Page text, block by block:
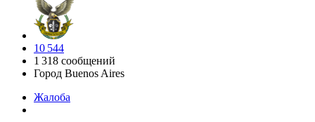
10 544
1 318 сообщений
Город Buenos Aires
Жалоба